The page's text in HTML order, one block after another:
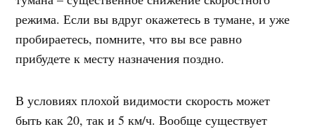
режима. Если вы вдруг окажетесь в тумане, и уже
пробираетесь, помните, что вы все равно
прибудете к месту назначения поздно.
В условиях плохой видимости скорость может
быть как 20, так и 5 км/ч. Вообще существует